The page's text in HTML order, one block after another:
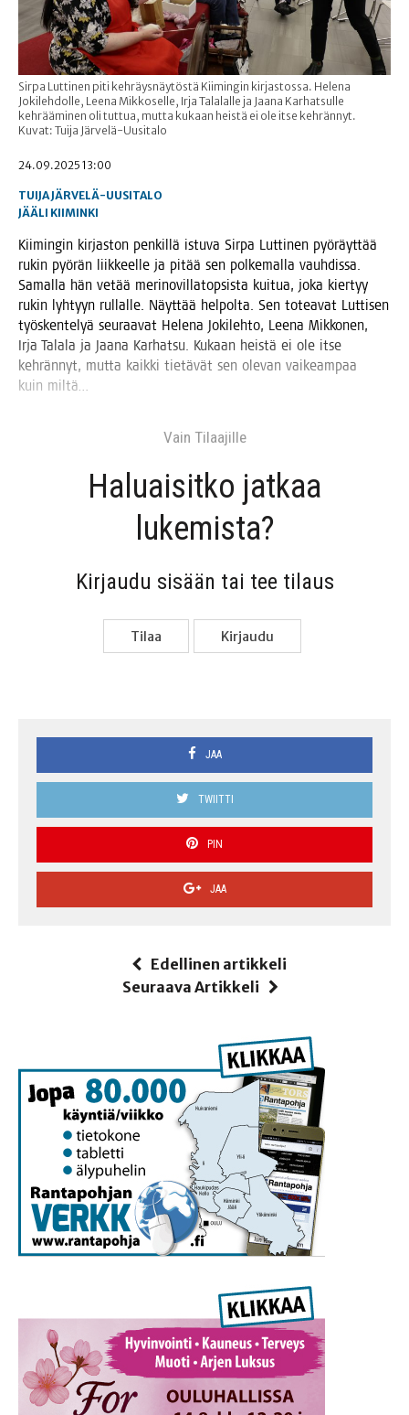
Sirpa Luttinen piti kehräysnäytöstä Kiimingin kirjastossa. Helena
Jokilehdolle, Leena Mikkoselle, Irja Talalalle ja Jaana Karhatsulle
kehrääminen oli tuttua, mutta kukaan heistä ei ole itse kehrännyt.
Kuvat: Tuija Järvelä-Uusitalo
24.09.2025 13:00
TUIJA JÄRVELÄ-UUSITALO
JÄÄLI KIIMINKI
Kii­min­gin kir­jas­ton pen­kil­lä istu­va Sir­pa Lut­ti­nen pyö­räyt­tää
rukin pyö­rän liik­keel­le ja pitää sen pol­ke­mal­la vauh­dis­sa.
Samal­la hän vetää meri­no­vil­la­top­sis­ta kui­tua, joka kier­tyy
rukin lyh­tyyn rul­lal­le. Näyt­tää hel­pol­ta. Sen totea­vat Lut­ti­sen
työs­ken­te­lyä seu­raa­vat Hele­na Joki­leh­to, Lee­na Mik­ko­nen,
Irja Tala­la ja Jaa­na Kar­hat­su. Kukaan heis­tä ei ole itse
keh­rän­nyt, mut­ta kaik­ki tie­tä­vät sen ole­van vai­keam­paa
kuin miltä…
Vain Tilaa­jil­le
Haluai­sit­ko jat­kaa
lukemista?
Kir­jau­du sisään tai tee tilaus
Tilaa Kir­jau­du
JAA
TWIITTI
PIN
JAA
Edellinen artikkeli
Seuraava Artikkeli